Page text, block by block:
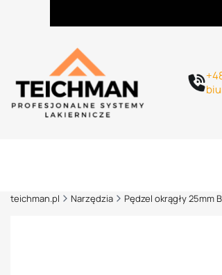
teichman.pl Narzędzia Pędzel okrągły 25mm